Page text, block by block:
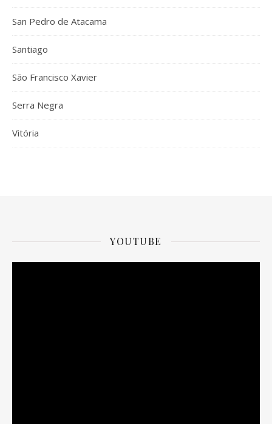
San Pedro de Atacama
Santiago
São Francisco Xavier
Serra Negra
Vitória
YOUTUBE